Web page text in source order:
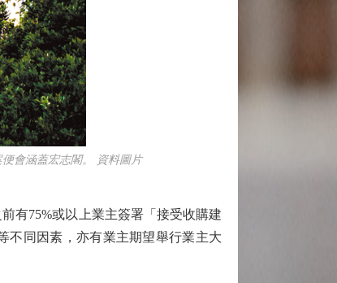
會涵蓋宏志閣。 資料圖片
有75%或以上業主簽署「接受收購建
不同因素，亦有業主期望舉行業主大